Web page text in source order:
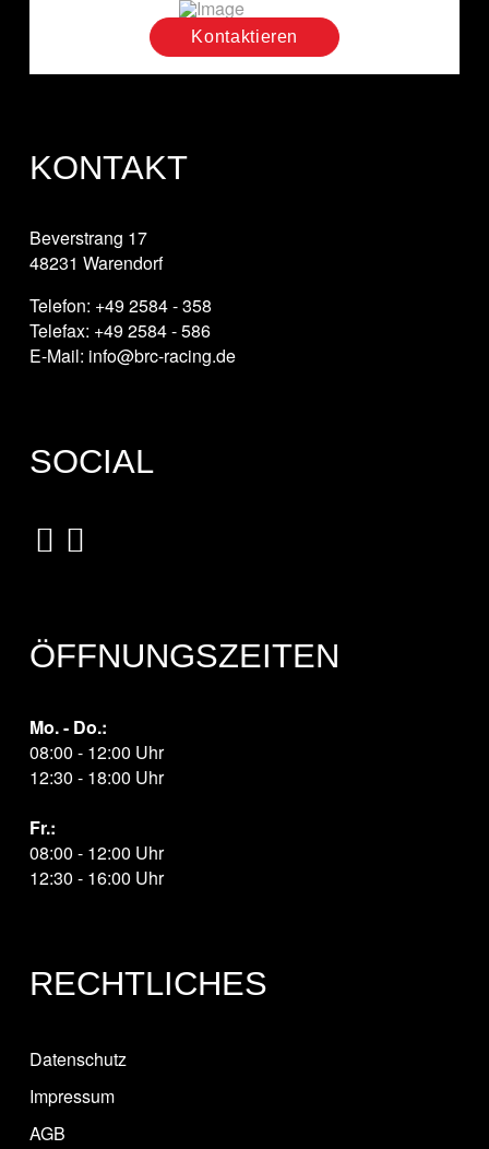
Kontaktieren
KONTAKT
Beverstrang 17
48231 Warendorf
Telefon: +49 2584 - 358
Telefax: +49 2584 - 586
E-Mail: info@brc-racing.de
SOCIAL
ÖFFNUNGSZEITEN
Mo. - Do.:
08:00 - 12:00 Uhr
12:30 - 18:00 Uhr
Fr.:
08:00 - 12:00 Uhr
12:30 - 16:00 Uhr
RECHTLICHES
Datenschutz
Impressum
AGB